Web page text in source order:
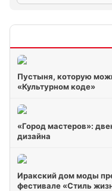
Пустыня, которую
«Культурном коде»
«Город мастеров»:
дизайна
Иракский дом моды
фестивале «Стиль